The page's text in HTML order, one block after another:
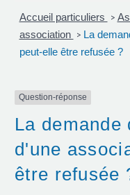
Accueil particuliers >
association > La
peut-elle être refusée ?
Question-réponse
La demande
d'une
être refusée